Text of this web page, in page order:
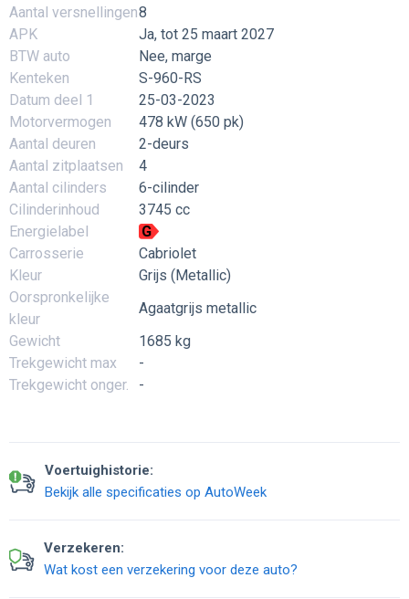
Aantal versnellingen8
APK
Ja, tot 25 maart 2027
BTW auto
Nee, marge
Kenteken
S-960-RS
Datum deel 1
25-03-2023
Motorvermogen
478 kW (650 pk)
Aantal deuren
2-deurs
Aantal zitplaatsen
4
Aantal cilinders
6-cilinder
Cilinderinhoud
3745 cc
Energielabel
G
Carrosserie
Cabriolet
Kleur
Grijs (Metallic)
Oorspronkelijke
kleur
Agaatgrijs metallic
Gewicht
1685 kg
Trekgewicht max
-
Trekgewicht onger.
-
Voertuighistorie:
Bekijk alle specificaties op AutoWeek
Verzekeren:
Wat kost een verzekering voor deze auto?